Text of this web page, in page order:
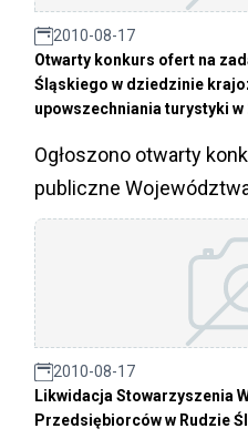
2010-08-17
Otwarty konkurs ofert na
Śląskiego w dziedzinie
upowszechniania turystyki w
Ogłoszono otwarty
publiczne
2010-08-17
Likwidacja Stowarzyszenia
Przedsiębiorców w Rudzie